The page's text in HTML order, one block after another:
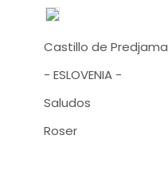
Castillo de Predjama
- ESLOVENIA -
Saludos
Roser